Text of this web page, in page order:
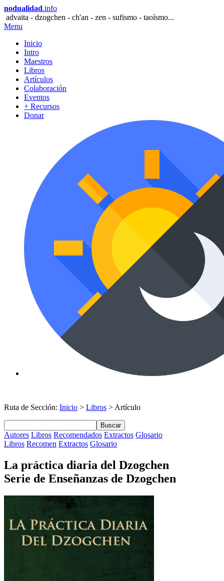
nodualidad.info
advaita - dzogchen - ch'an - zen - sufismo - taoísmo...
Menu
Inicio
Intro
Maestros
Libros
Artículos
Colaboración
Eventos
+ Recursos
Donar
Ruta de Sección: Inicio > Libros > Artículo
Buscar
Autores Libros Recomendados Extractos Glosario
Libros Recomen Extractos Glosario
La práctica diaria del Dzogchen
Serie de Enseñanzas de Dzogchen